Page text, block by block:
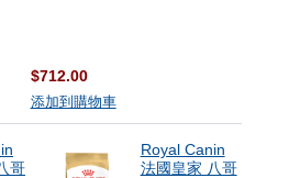
$712.00
添加到購物車
哥
Royal Canin
法國皇家 八哥